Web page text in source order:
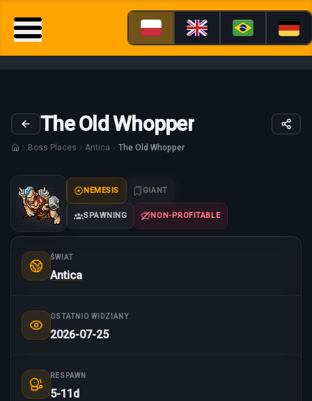
The Old Whopper
Boss Places Antica The Old Whopper
NEMESIS GIANT
SPAWNING NON-PROFITABLE
ŚWIAT
Antica
OSTATNIO WIDZIANY
2026-07-25
RESPAWN
5-11d